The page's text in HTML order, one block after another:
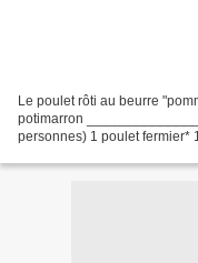
Le poulet rôti au beurre
potimarron
personnes) 1 poulet fermier*